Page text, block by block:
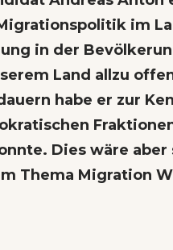
im
in der
Land allzu
habe er zur
Dies wäre
Thema Migration